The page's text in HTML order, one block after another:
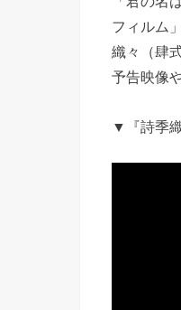
フィルム
織々（肆
予告映像
▼『詩季